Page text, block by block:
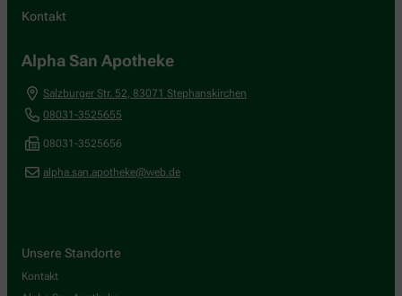
Kontakt
Alpha San Apotheke
Salzburger Str. 52 83071 Stephanskirchen
08031-3525655
08031-3525656
alpha.san.apotheke@web.de
Unsere Standorte
Kontakt